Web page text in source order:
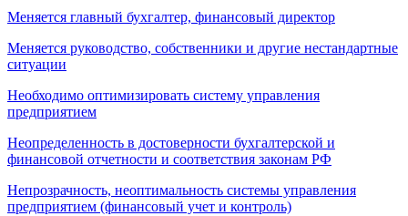
Меняется главный бухгалтер, финансовый директор
Меняется руководство, собственники и другие нестандартные
ситуации
Необходимо оптимизировать систему управления
предприятием
Неопределенность в достоверности бухгалтерской и
финансовой отчетности и соответствия законам РФ
Непрозрачность, неоптимальность системы управления
предприятием (финансовый учет и контроль)